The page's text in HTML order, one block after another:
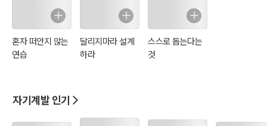
지만 그 누구도 건강 앞에 자신 있는 사람은 아무도 없다. 질병을 예방
하는 것이 최선이겠지만, 간혹 갑작스런 상황이 발생되더라도 당황하
지 않으려면 그 상황을 해결할 능력을 갖추면 된다.
한다. 자신은 물론 가족의 건강은 그 누구도 책임져 주지 않는다. 최악
혼자 떠안지 않는
연습
달리지마라 설계
하라
스스로 돕는다는
것
자기계발 인기